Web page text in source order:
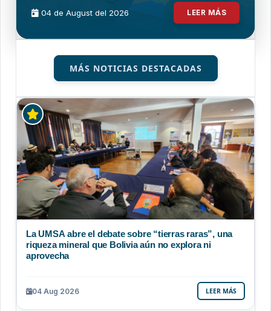
04 de August del 2026 LEER MÁS
MÁS NOTICIAS DESTACADAS
La UMSA abre el debate sobre “tierras raras”, una
riqueza mineral que Bolivia aún no explora ni
aprovecha
04 Aug 2026 LEER MÁS